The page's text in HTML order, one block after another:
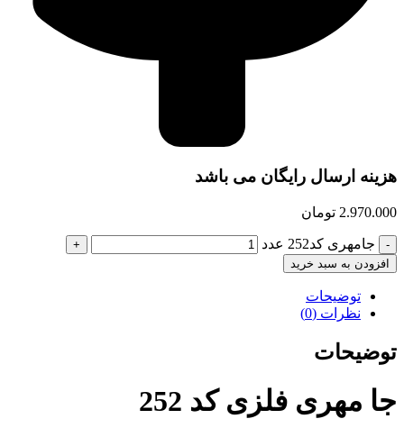
هزینه ارسال رایگان می باشد
2.970.000 تومان
جامهری کد252 عدد
افزودن به سبد خرید
توضیحات
نظرات (0)
توضیحات
جا مهری فلزی کد 252